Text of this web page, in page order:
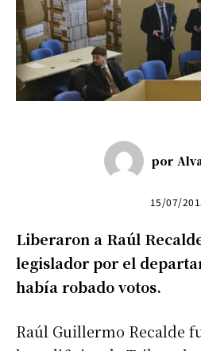
por
15/07/
Liberaron a Raúl
legislador por el
había robado votos.
Raúl Guillermo Recalde